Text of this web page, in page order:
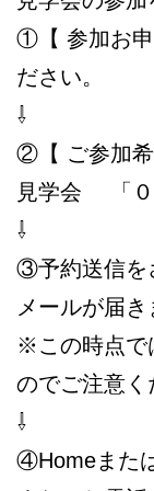
①【 参加お申
ださい。
⇩
②【 ご参加希
見学会 「０
⇩
③予約送信を
メールが届き
※この時点で
のでご注意く
⇩
④Homeまた